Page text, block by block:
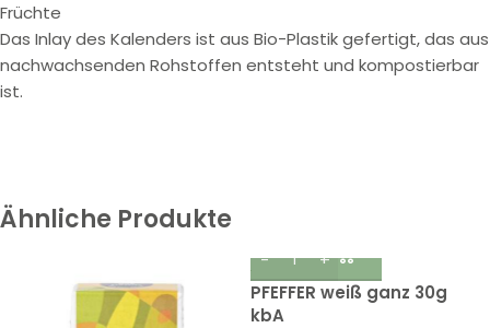
Früchte
Das Inlay des Kalenders ist aus Bio-Plastik gefertigt, das aus
nachwachsenden Rohstoffen entsteht und kompostierbar
ist.
Ähnliche Produkte
PFEFFER weiß ganz 30g
kbA